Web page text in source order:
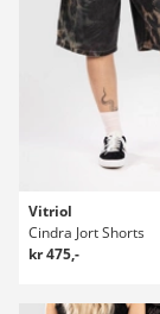
Vitriol
Cindra Jort Shorts
kr 475,-